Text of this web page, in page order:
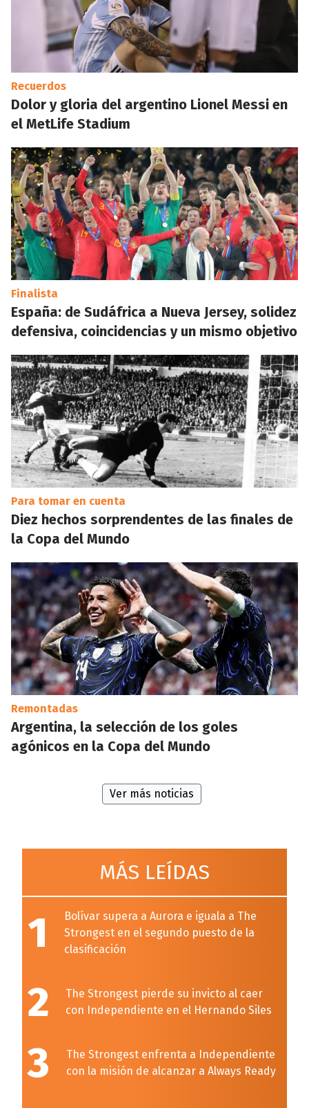
Recuerdos
Dolor y gloria del argentino Lionel Messi en
el MetLife Stadium
Finalista
España: de Sudáfrica a Nueva Jersey, solidez
defensiva, coincidencias y un mismo objetivo
Para tomar en cuenta
Diez hechos sorprendentes de las finales de
la Copa del Mundo
Remontadas
Argentina, la selección de los goles
agónicos en la Copa del Mundo
Ver más noticias
MÁS LEÍDAS
1
Bolívar supera a Aurora e iguala a The
Strongest en el segundo puesto de la
clasificación
2
The Strongest pierde su invicto al caer
con Independiente en el Hernando Siles
3
The Strongest enfrenta a Independiente
con la misión de alcanzar a Always Ready